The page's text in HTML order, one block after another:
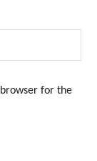
for the